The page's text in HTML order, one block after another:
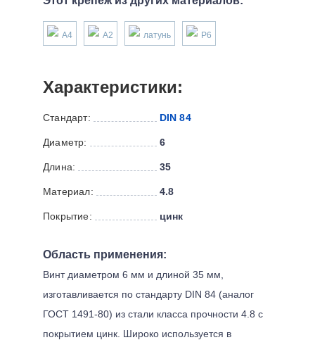
А4 А2 латунь P6
Характеристики:
Стандарт: DIN 84
Диаметр: 6
Длина: 35
Материал: 4.8
Покрытие: цинк
Область применения:
Винт диаметром 6 мм и длиной 35 мм,
изготавливается по стандарту DIN 84 (аналог
ГОСТ 1491-80) из стали класса прочности 4.8 с
покрытием цинк. Широко используется в